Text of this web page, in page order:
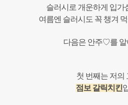
슬러시로 개운하게 입가
여름엔 슬러시도 꼭 챙겨
다음은 안주♡를 알
첫 번째는 저의
점보 갈릭치킨